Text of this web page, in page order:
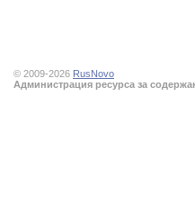
© 2009-2026 RusNovo
Администрация ресурса за